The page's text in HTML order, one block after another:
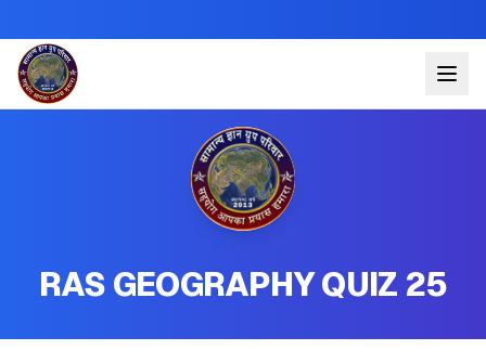
RAS GEOGRAPHY QUIZ 25